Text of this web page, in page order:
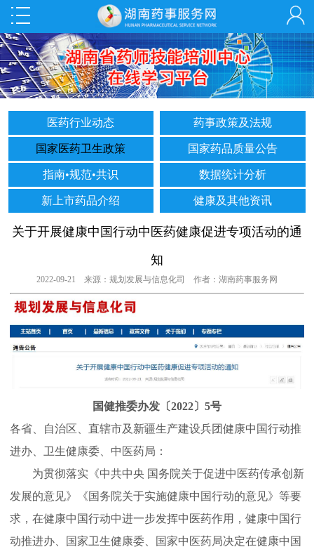
医药行业动态 药事政策及法规
国家医药卫生政策 国家药品质量公告
指南•规范•共识 数据统计分析
新上市药品介绍 健康及其他资讯
关于开展健康中国行动中医药健康促进专项活动的通
知
2022-09-21 来源：规划发展与信息化司 作者：湖南药事服务网
国健推委办发〔2022〕5号
各省、自治区、直辖市及新疆生产建设兵团健康中国行动推
进办、卫生健康委、中医药局：
为贯彻落实《中共中央 国务院关于促进中医药传承创新
发展的意见》《国务院关于实施健康中国行动的意见》等要
求，在健康中国行动中进一步发挥中医药作用，健康中国行
动推进办、国家卫生健康委、国家中医药局决定在健康中国